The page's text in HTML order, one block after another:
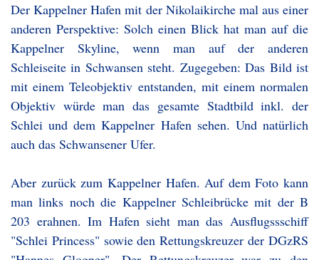
Der Kappelner Hafen mit der Nikolaikirche mal aus einer
anderen Perspektive: Solch einen Blick hat man auf die
Kappelner Skyline, wenn man auf der anderen
Schleiseite in Schwansen steht. Zugegeben: Das Bild ist
mit einem Teleobjektiv entstanden, mit einem normalen
Objektiv würde man das gesamte Stadtbild inkl. der
Schlei und dem Kappelner Hafen sehen. Und natürlich
auch das Schwansener Ufer.
Aber zurück zum Kappelner Hafen. Auf dem Foto kann
man links noch die Kappelner Schleibrücke mit der B
203 erahnen. Im Hafen sieht man das Ausflugssschiff
"Schlei Princess" sowie den Rettungskreuzer der DGzRS